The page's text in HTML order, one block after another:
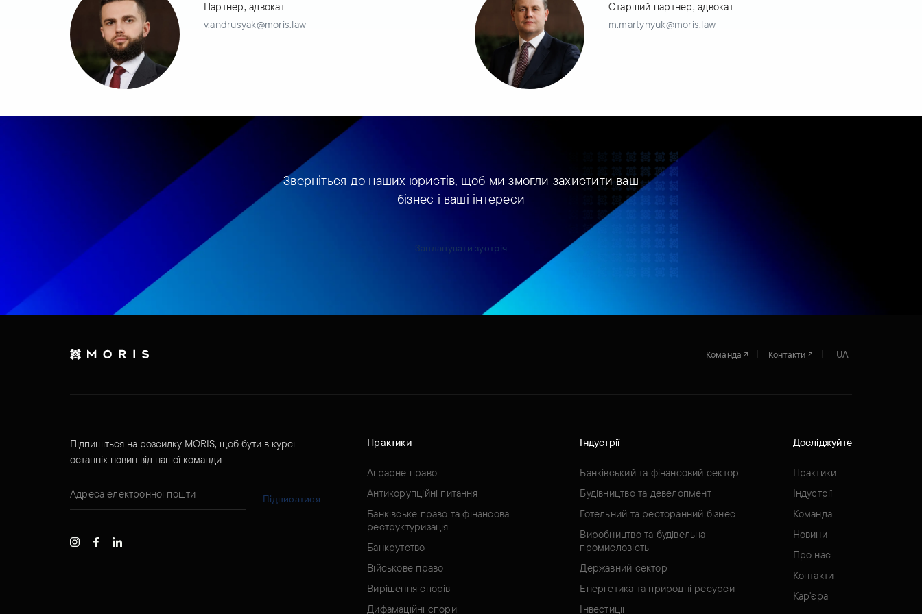
Партнер, адвокат
v.andrusyak@moris.law
Старший партнер, адвокат
m.martynyuk@moris.law
Зверніться до наших юристів, щоб ми змогли захистити ваш
бізнес і ваші інтереси
Запланувати зустріч
Команда Контакти UA
Підпишіться на розсилку MORIS, щоб бути в курсі
останніх новин від нашої команди
Підписатися
Практики
Аграрне право
Антикорупційні питання
Банківське право та фінансова
реструктуризація
Банкрутство
Військове право
Вирішення спорів
Дифамаційні спори
Індустрії
Банківський та фінансовий сектор
Будівництво та девелопмент
Готельний та ресторанний бізнес
Виробництво та будівельна
промисловість
Державний сектор
Енергетика та природні ресурси
Інвестиції
Досліджуйте
Практики
Індустрії
Команда
Новини
Про нас
Контакти
Кар'єра